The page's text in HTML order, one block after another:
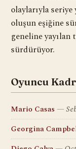
olaylarıyla
oluşun eşiğine
geneline
sürdürüyor.
Oyuncu
Mario Casas
Georgina